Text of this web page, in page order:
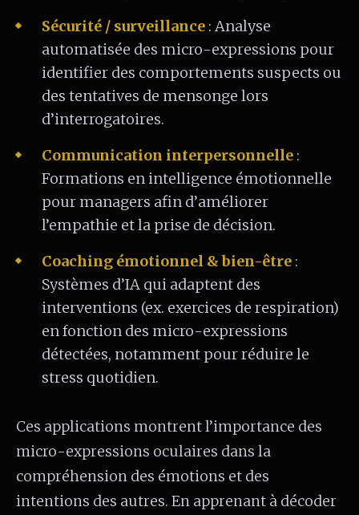
Sécurité / surveillance : Analyse
automatisée des micro-expressions pour
identifier des comportements suspects ou
des tentatives de mensonge lors
d’interrogatoires.
Communication interpersonnelle :
Formations en intelligence émotionnelle
pour managers afin d’améliorer
l’empathie et la prise de décision.
Coaching émotionnel & bien-être :
Systèmes d’IA qui adaptent des
interventions (ex. exercices de respiration)
en fonction des micro-expressions
détectées, notamment pour réduire le
stress quotidien.
Ces applications montrent l’importance des
micro-expressions oculaires dans la
compréhension des émotions et des
intentions des autres. En apprenant à décoder